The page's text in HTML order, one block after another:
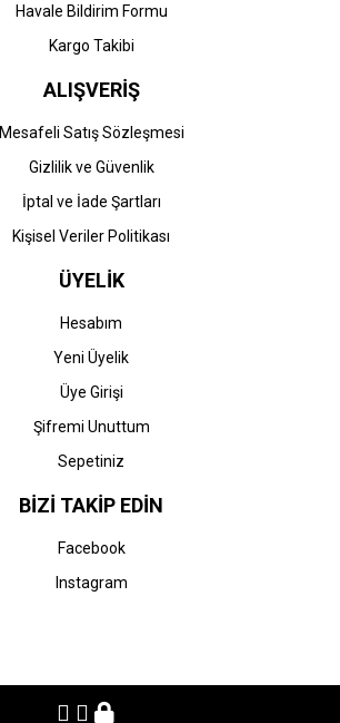
Havale Bildirim Formu
Kargo Takibi
ALIŞVERİŞ
Mesafeli Satış Sözleşmesi
Gizlilik ve Güvenlik
İptal ve İade Şartları
Kişisel Veriler Politikası
ÜYELİK
Hesabım
Yeni Üyelik
Üye Girişi
Şifremi Unuttum
Sepetiniz
BİZİ TAKİP EDİN
Facebook
Instagram